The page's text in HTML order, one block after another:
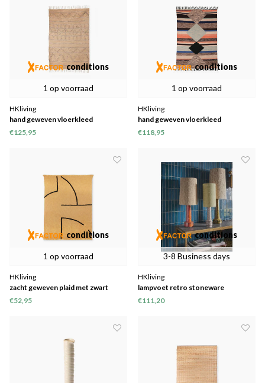
1 op voorraad
conditions
HKliving
hand geweven vloerkleed
binnen/buiten naturel (120x180)
€125,95
1 op voorraad
conditions
HKliving
hand geweven vloerkleed
binnen/buiten multi colour
€118,95
1 op voorraad
conditions
HKliving
zacht geweven plaid met zwart
tufted strepen (130 x 170)
€52,95
3-8 Business days
conditions
HKliving
lampvoet retro stoneware
€111,20